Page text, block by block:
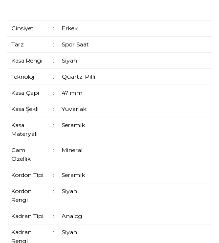
Cinsiyet : Erkek
Tarz : Spor Saat
Kasa Rengi : Siyah
Teknoloji : Quartz-Pilli
Kasa Çapı : 47 mm
Kasa Şekli : Yuvarlak
Kasa
Materyali
: Seramik
Cam
Özellik
: Mineral
Kordon Tipi : Seramik
Kordon
Rengi
: Siyah
Kadran Tipi : Analog
Kadran
Rengi
: Siyah